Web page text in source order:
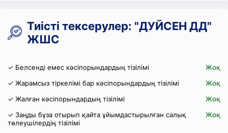
Тиісті тексерулер: "ДУЙСЕН ДД"
ЖШС
✓ Белсенді емес кәсіпорындардың тізілімі
Жоқ
✓ Жарамсыз тіркелімі бар кәсіпорындардың тізілімі
Жоқ
✓ Жалған кәсіпорындардың тізілімі
Жоқ
✓ Заңды бұза отырып қайта ұйымдастырылған салық
төлеушілердің тізілімі
Жоқ